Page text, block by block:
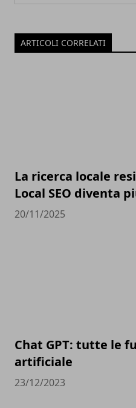
ARTICOLI CORRELATI
La ricerca locale
Local SEO diventa
20/11/2025
Chat GPT: tutte le
artificiale
23/12/2023